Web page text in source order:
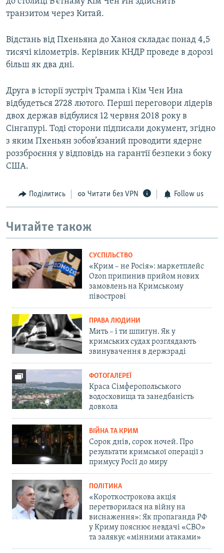
транзитом через Китай.
Відстань від Пхеньяна до Ханоя складає понад 4,5
тисячі кілометрів. Керівник КНДР проведе в дорозі
більш як два дні.
Друга в історії зустріч Трампа і Кім Чен Ина
відбудеться 2728 лютого. Перші переговори лідерів
двох держав відбулися 12 червня 2018 року в
Сінгапурі. Тоді сторони підписали документ, згідно
з яким Пхеньян зобов’язаний проводити ядерне
роззброєння у відповідь на гарантії безпеки з боку
США.
Поділитись Читати без VPN Follow us
Читайте також
СУСПІЛЬСТВО
«Крим – не Росія»: маркетплейс
Ozon припинив прийом нових
замовлень на Кримському
півострові
ПРАВА ЛЮДИНИ
Мить – і ти шпигун. Як у
кримських судах розглядають
звинувачення в держзраді
ФОТОГАЛЕРЕЇ
Краса Сімферопольського
водосховища та занедбаність
довкола
ВІЙНА ТА КРИМ
Сорок днів, сорок ночей. Про
результати кримської операції з
примусу Росії до миру
ПОЛІТИКА
«Короткострокова акція
перетворилася на війну на
виснаження»: Як пропаганда РФ
у Криму пояснює невдачі «СВО»
та залякує «мінними атаками»